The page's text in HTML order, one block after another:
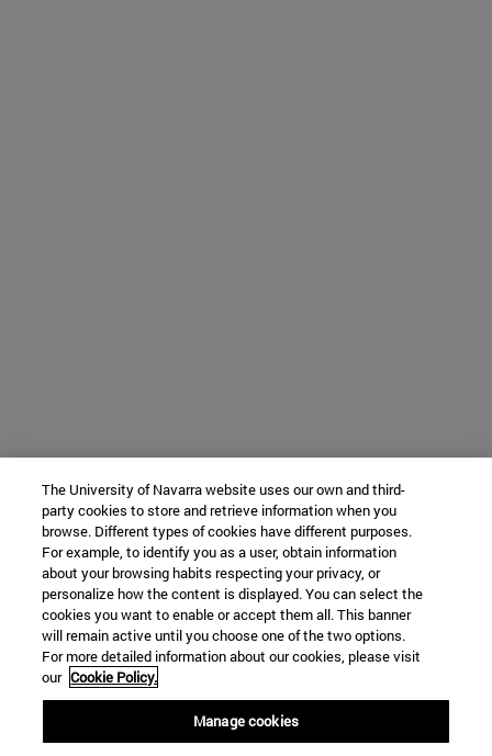
The University of Navarra website uses our own and third-
party cookies to store and retrieve information when you
browse. Different types of cookies have different purposes.
For example, to identify you as a user, obtain information
about your browsing habits respecting your privacy, or
personalize how the content is displayed. You can select the
cookies you want to enable or accept them all. This banner
will remain active until you choose one of the two options.
For more detailed information about our cookies, please visit
our Cookie Policy.
Manage cookies